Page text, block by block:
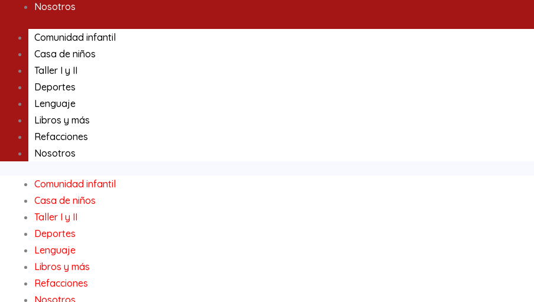
Nosotros
Comunidad infantil
Casa de niños
Taller I y II
Deportes
Lenguaje
Libros y más
Refacciones
Nosotros
Comunidad infantil
Casa de niños
Taller I y II
Deportes
Lenguaje
Libros y más
Refacciones
Nosotros